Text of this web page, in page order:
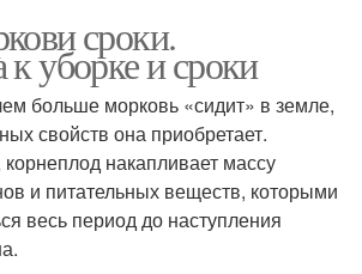
сроки.
к уборке и сроки
больше морковь «сидит» в земле,
свойств она приобретает.
накапливает массу
и питательных веществ, которыми
весь период до наступления